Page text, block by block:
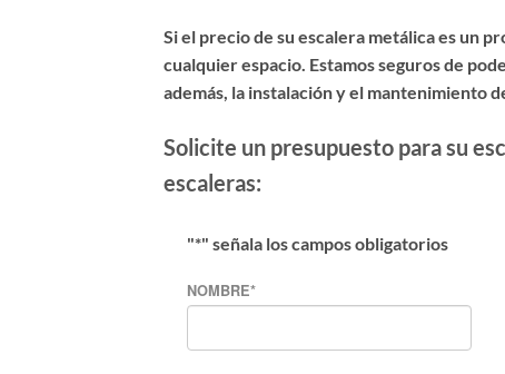
Si el precio de su escalera metálica es un
cualquier espacio. Estamos seguros de
además, la instalación y el mantenimiento
Solicite un presupuesto para su
escaleras:
"*" señala los campos obligatorios
NOMBRE*